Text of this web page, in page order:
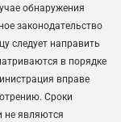
обнаружения
законодательство
следует направить
в порядке
вправе
Сроки
не являются